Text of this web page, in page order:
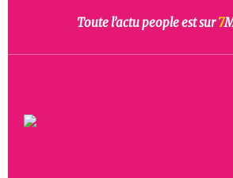
Toute l’actu people est sur7